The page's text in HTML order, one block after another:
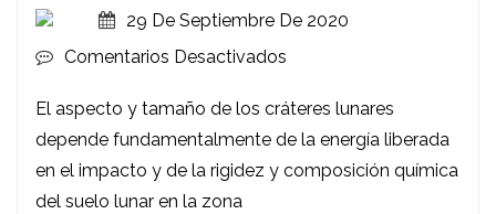
29 De Septiembre De 2020
Comentarios Desactivados
Los
Tipos
De
El aspecto y tamaño de los cráteres lunares
depende fundamentalmente de la energía liberada
en el impacto y de la rigidez y composición química
del suelo lunar en la zona